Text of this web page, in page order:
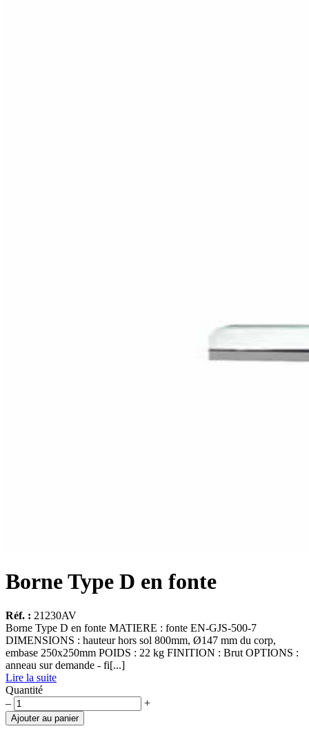
Borne Type D en fonte
Réf. : 21230AV
Borne Type D en fonte MATIERE : fonte EN-GJS-500-7
DIMENSIONS : hauteur hors sol 800mm, Ø147 mm du corp,
embase 250x250mm POIDS : 22 kg FINITION : Brut OPTIONS :
anneau sur demande - fi[...]
Lire la suite
Quantité
quantité
de
Borne
– +
Ajouter au panier